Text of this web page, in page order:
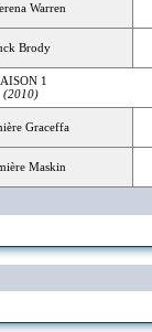
Warren
Brody
1
(2010)
Graceffa
Maskin